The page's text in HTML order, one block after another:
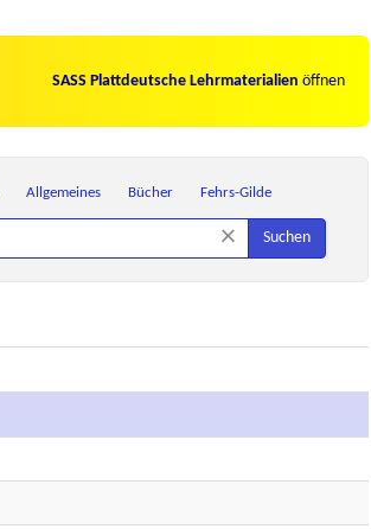
SASS Plattdeutsche Lehrmaterialien öffnen
Allgemeines Bücher Fehrs-Gilde
× Suchen